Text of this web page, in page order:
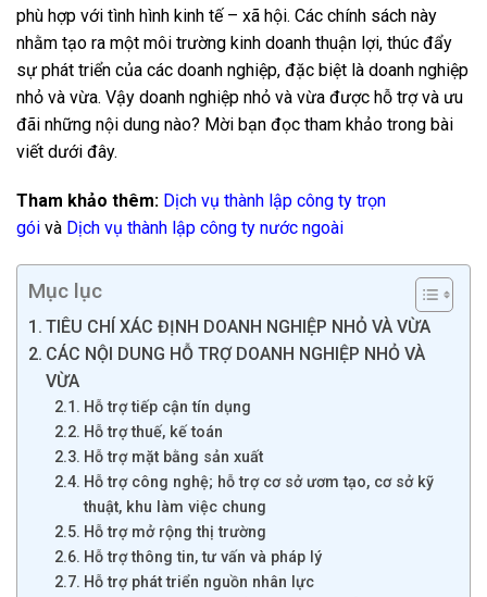
phù hợp với tình hình kinh tế – xã hội. Các chính sách này
nhằm tạo ra một môi trường kinh doanh thuận lợi, thúc đẩy
sự phát triển của các doanh nghiệp, đặc biệt là doanh nghiệp
nhỏ và vừa. Vậy doanh nghiệp nhỏ và vừa được hỗ trợ và ưu
đãi những nội dung nào? Mời bạn đọc tham khảo trong bài
viết dưới đây.
Tham khảo thêm: Dịch vụ thành lập công ty trọn
gói và Dịch vụ thành lập công ty nước ngoài
Mục lục
TIÊU CHÍ XÁC ĐỊNH DOANH NGHIỆP NHỎ VÀ VỪA
CÁC NỘI DUNG HỖ TRỢ DOANH NGHIỆP NHỎ VÀ
VỪA
Hỗ trợ tiếp cận tín dụng
Hỗ trợ thuế, kế toán
Hỗ trợ mặt bằng sản xuất
Hỗ trợ công nghệ; hỗ trợ cơ sở ươm tạo, cơ sở kỹ
thuật, khu làm việc chung
Hỗ trợ mở rộng thị trường
Hỗ trợ thông tin, tư vấn và pháp lý
Hỗ trợ phát triển nguồn nhân lực